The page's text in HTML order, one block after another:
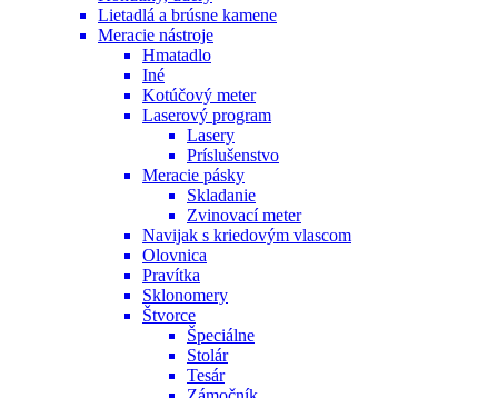
Lietadlá a brúsne kamene
Meracie nástroje
Hmatadlo
Iné
Kotúčový meter
Laserový program
Lasery
Príslušenstvo
Meracie pásky
Skladanie
Zvinovací meter
Navijak s kriedovým vlascom
Olovnica
Pravítka
Sklonomery
Štvorce
Špeciálne
Stolár
Tesár